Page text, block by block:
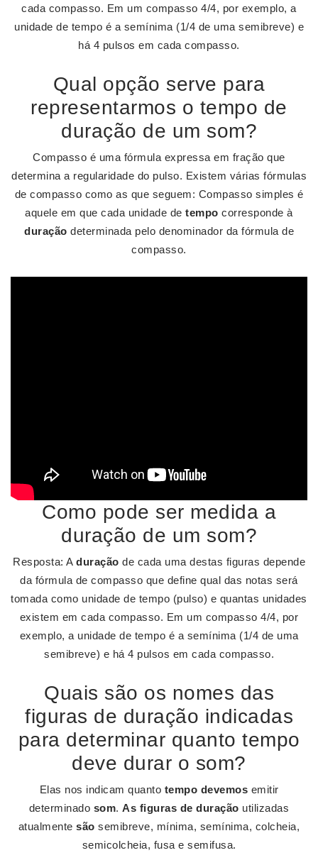
cada compasso. Em um compasso 4/4, por exemplo, a
unidade de tempo é a semínima (1/4 de uma semibreve) e
há 4 pulsos em cada compasso.
Qual opção serve para
representarmos o tempo de
duração de um som?
Compasso é uma fórmula expressa em fração que
determina a regularidade do pulso. Existem várias fórmulas
de compasso como as que seguem: Compasso simples é
aquele em que cada unidade detempo corresponde à
duração determinada pelo denominador da fórmula de
compasso.
Como pode ser medida a
duração de um som?
Resposta: A duração de cada uma destas figuras depende
da fórmula de compasso que define qual das notas será
tomada como unidade de tempo (pulso) e quantas unidades
existem em cada compasso. Em um compasso 4/4, por
exemplo, a unidade de tempo é a semínima (1/4 de uma
semibreve) e há 4 pulsos em cada compasso.
Quais são os nomes das
figuras de duração indicadas
para determinar quanto tempo
deve durar o som?
Elas nos indicam quanto tempo devemos emitir
determinado som.As figuras de duração utilizadas
atualmentesão semibreve, mínima, semínima, colcheia,
semicolcheia, fusa e semifusa.